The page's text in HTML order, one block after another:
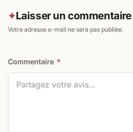
✦Laisser un commentaire
Votre adresse e-mail ne sera pas publiée.
Commentaire *